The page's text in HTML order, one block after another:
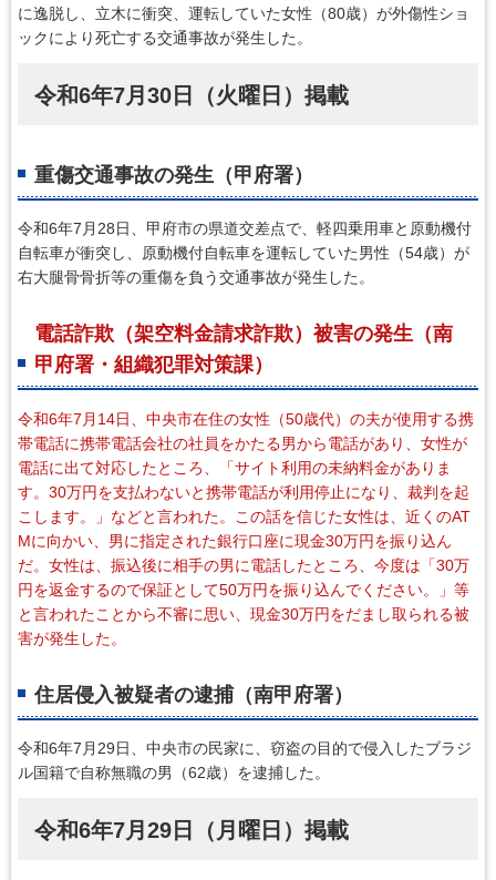
に逸脱し、立木に衝突、運転していた女性（80歳）が外傷性ショ
ックにより死亡する交通事故が発生した。
令和6年7月30日（火曜日）掲載
重傷交通事故の発生（甲府署）
令和6年7月28日、甲府市の県道交差点で、軽四乗用車と原動機付
自転車が衝突し、原動機付自転車を運転していた男性（54歳）が
右大腿骨骨折等の重傷を負う交通事故が発生した。
電話詐欺（架空料金請求詐欺）被害の発生（南
甲府署・組織犯罪対策課）
令和6年7月14日、中央市在住の女性（50歳代）の夫が使用する携
帯電話に携帯電話会社の社員をかたる男から電話があり、女性が
電話に出て対応したところ、「サイト利用の未納料金がありま
す。30万円を支払わないと携帯電話が利用停止になり、裁判を起
こします。」などと言われた。この話を信じた女性は、近くのAT
Mに向かい、男に指定された銀行口座に現金30万円を振り込ん
だ。女性は、振込後に相手の男に電話したところ、今度は「30万
円を返金するので保証として50万円を振り込んでください。」等
と言われたことから不審に思い、現金30万円をだまし取られる被
害が発生した。
住居侵入被疑者の逮捕（南甲府署）
令和6年7月29日、中央市の民家に、窃盗の目的で侵入したブラジ
ル国籍で自称無職の男（62歳）を逮捕した。
令和6年7月29日（月曜日）掲載